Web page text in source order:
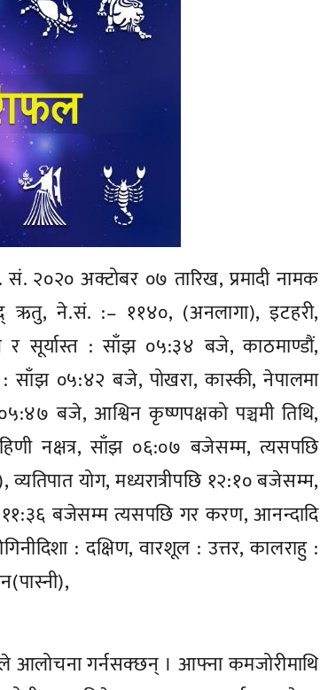
२०२० अक्टोबर ०७ तारिख, प्रमादी नामक
ऋतु, ने.सं. :– ११४०, (अनलागा), इटहरी,
सूर्यास्त : साँझ ०५:३४ बजे, काठमाण्डौं,
साँझ ०५:४२ बजे, पोखरा, कास्की, नेपालमा
बजे, आश्विन कृष्णपक्षको पञ्चमी तिथि,
नक्षत्र, साँझ ०६:०७ बजेसम्म, त्यसपछि
व्यतिपात योग, मध्यरात्रीपछि १२:१० बजेसम्म,
११:३६ बजेसम्म त्यसपछि गर करण, आनन्दादि
: दक्षिण, वारशूल : उत्तर, कालराहु :
आलोचना गर्नसक्छन् । आफ्ना कमजोरीमाथि